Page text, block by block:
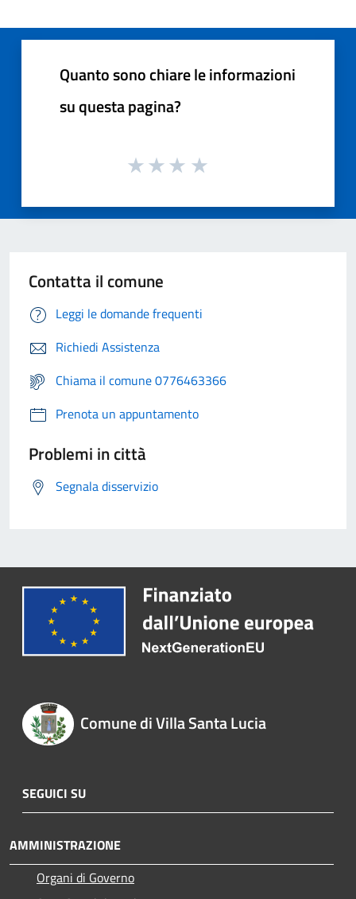
Quanto sono chiare le informazioni
su questa pagina?
Contatta il comune
Leggi le domande frequenti
Richiedi Assistenza
Chiama il comune 0776463366
Prenota un appuntamento
Problemi in città
Segnala disservizio
Comune di Villa Santa Lucia
SEGUICI SU
AMMINISTRAZIONE
Organi di Governo